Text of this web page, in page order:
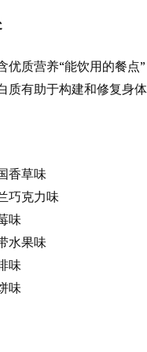
优质营养“能饮用的餐点”
质有助于构建和修复身
香草味
巧克力味
味
水果味
味
味